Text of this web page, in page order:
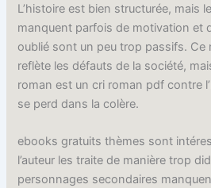
L’histoire est bien structurée, mais
manquent parfois de motivation et
oublié sont un peu trop passifs. Ce
reflète les défauts de la société,
roman est un cri roman pdf contre
se perd dans la colère.
ebooks gratuits thèmes sont
l’auteur les traite de manière trop
personnages secondaires